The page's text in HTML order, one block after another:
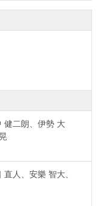
健二朗、伊勢 大
人、安樂 智大、